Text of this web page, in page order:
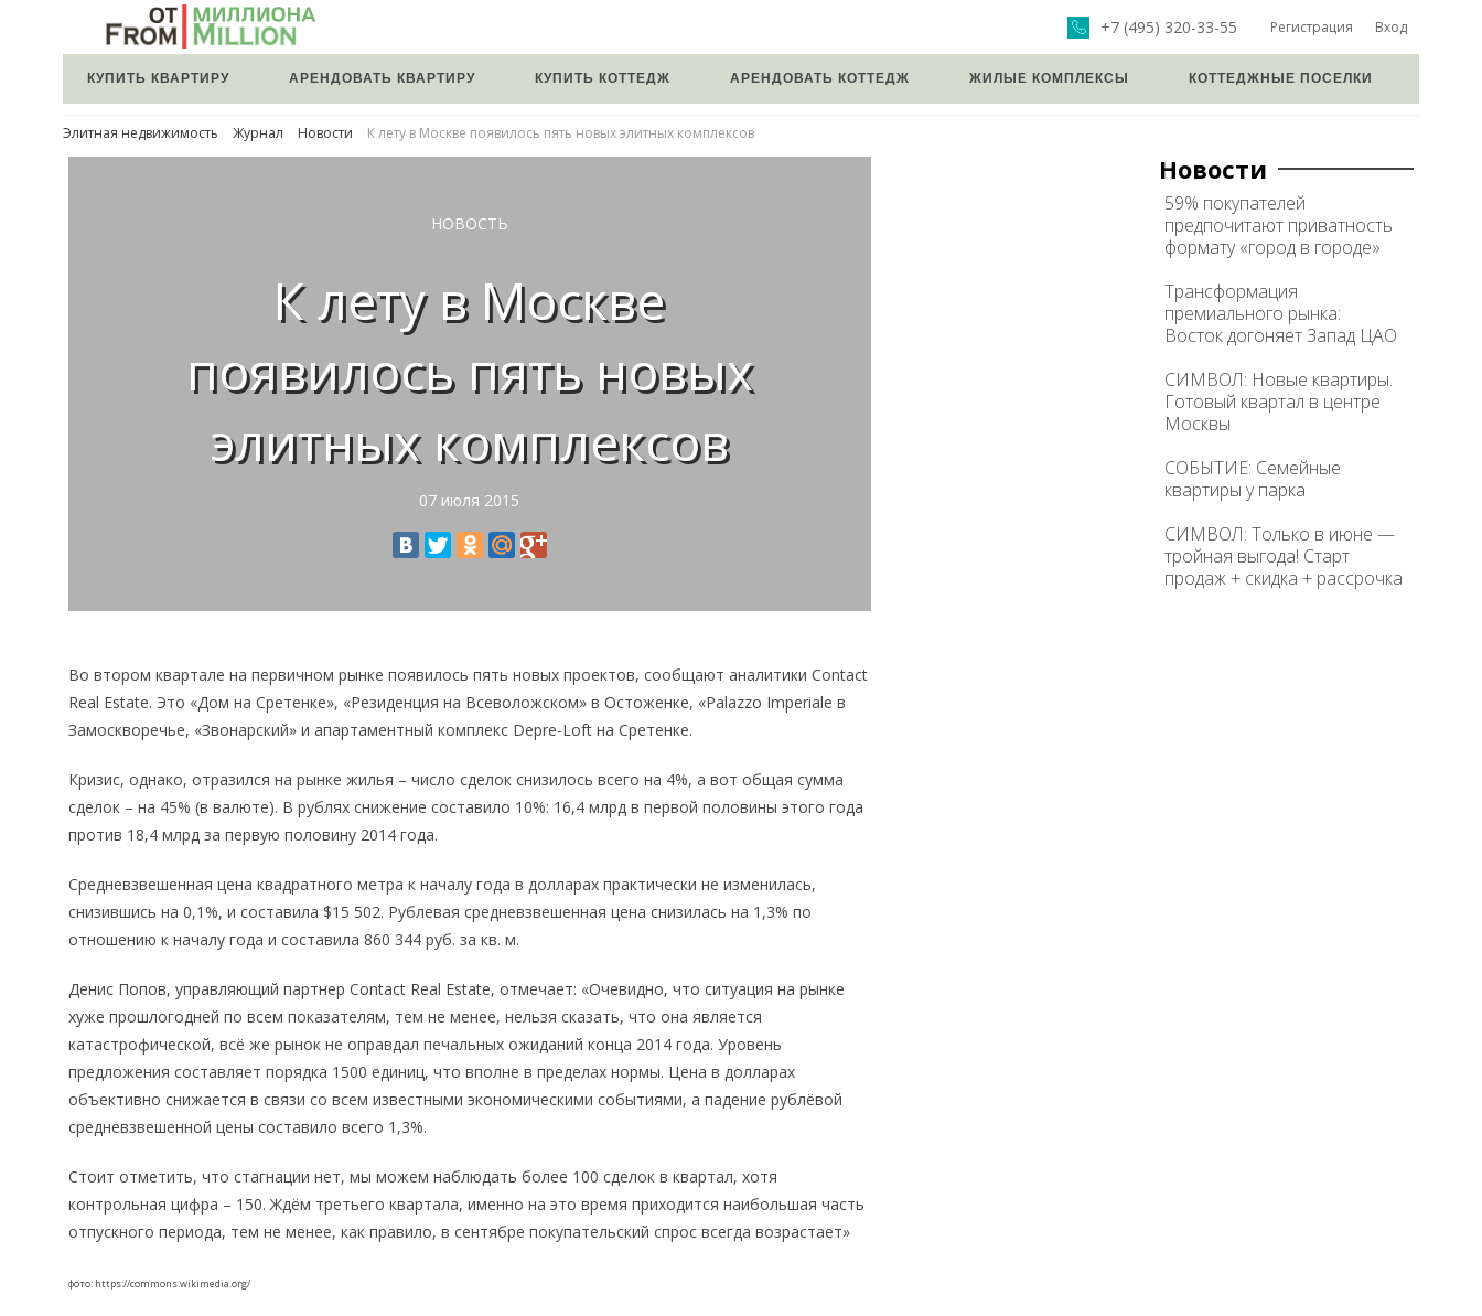
Регистрация Вход
+7 (495) 320-33-55
КУПИТЬ КВАРТИРУ АРЕНДОВАТЬ КВАРТИРУ КУПИТЬ КОТТЕДЖ АРЕНДОВАТЬ КОТТЕДЖ ЖИЛЫЕ КОМПЛЕКСЫ КОТТЕДЖНЫЕ ПОСЕЛКИ
Элитная недвижимость Журнал Новости К лету в Москве появилось пять новых элитных комплексов
НОВОСТЬ
К лету в Москве
появилось пять новых
элитных комплексов
07 июля 2015
Во втором квартале на первичном рынке появилось пять новых проектов, сообщают аналитики Contact
Real Estate. Это «Дом на Сретенке», «Резиденция на Всеволожском» в Остоженке, «Palazzo Imperiale в
Замоскворечье, «Звонарский» и апартаментный комплекс Depre-Loft на Сретенке.
Кризис, однако, отразился на рынке жилья – число сделок снизилось всего на 4%, а вот общая сумма
сделок – на 45% (в валюте). В рублях снижение составило 10%: 16,4 млрд в первой половины этого года
против 18,4 млрд за первую половину 2014 года.
Средневзвешенная цена квадратного метра к началу года в долларах практически не изменилась,
снизившись на 0,1%, и составила $15 502. Рублевая средневзвешенная цена снизилась на 1,3% по
отношению к началу года и составила 860 344 руб. за кв. м.
Денис Попов, управляющий партнер Contact Real Estate, отмечает: «Очевидно, что ситуация на рынке
хуже прошлогодней по всем показателям, тем не менее, нельзя сказать, что она является
катастрофической, всё же рынок не оправдал печальных ожиданий конца 2014 года. Уровень
предложения составляет порядка 1500 единиц, что вполне в пределах нормы. Цена в долларах
объективно снижается в связи со всем известными экономическими событиями, а падение рублёвой
средневзвешенной цены составило всего 1,3%.
Стоит отметить, что стагнации нет, мы можем наблюдать более 100 сделок в квартал, хотя
контрольная цифра – 150. Ждём третьего квартала, именно на это время приходится наибольшая часть
отпускного периода, тем не менее, как правило, в сентябре покупательский спрос всегда возрастает»
фото: https://commons.wikimedia.org/
Новости
59% покупателей
предпочитают приватность
формату «город в городе»
Трансформация
премиального рынка:
Восток догоняет Запад ЦАО
СИМВОЛ: Новые квартиры.
Готовый квартал в центре
Москвы
СОБЫТИЕ: Семейные
квартиры у парка
СИМВОЛ: Только в июне —
тройная выгода! Старт
продаж + скидка + рассрочка